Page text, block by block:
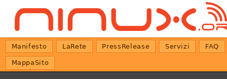
Manifesto LaRete PressRelease Servizi FAQ
MappaSito